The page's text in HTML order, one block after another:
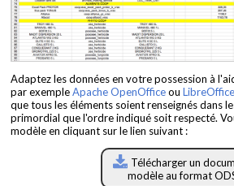
Adaptez les données en votre possession à
par exempleApache OpenOfficeou LibreOffice
que tous les éléments soient renseignés dans
primordial que l'ordre indiqué soit respecté.
modèle en cliquant sur le lien suivant :
Télécharger un
modèle au format